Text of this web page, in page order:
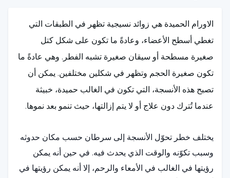
الاورام الحميدة هي زوائد نسيجية تظهر في الطبقات التي
تغطي أسطح الأعضاء، وعادةً ما تكون على شكل كتل
صغيرة مسطحة أو سيقان صغيرة تشبه الفطر. وهي عادةً ما
تكون صغيرة الحجم وتظهر في شكلين مختلفين. يمكن أن
تصبح هذه الأنسجة، التي تكون في الغالب حميدة، خبيثة
عندما تُترك دون علاج أو لا يتم إزالتها، حيث تنمو بعد نموها.
يختلف خطر تحوّل الأنسجة إلى سرطان حسب مكان حدوثه
وسبب تكوّنه والوقت الذي يحدث فيه. في حين أنه يمكن
رؤيتها في الغالب في الأمعاء والرحم، إلا أنه يمكن رؤيتها في